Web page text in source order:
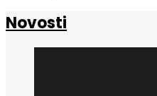
Novosti